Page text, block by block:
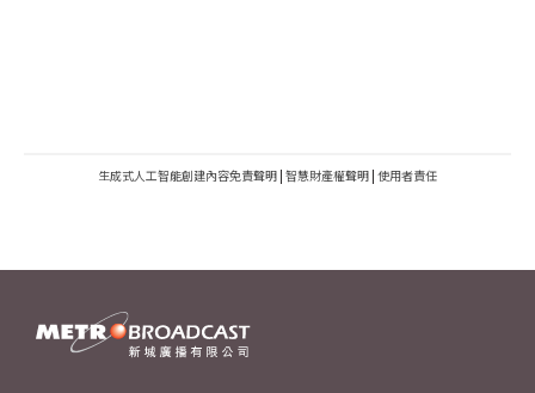
生成式人工智能創建內容免責聲明 | 智慧財產權聲明 | 使用者責任